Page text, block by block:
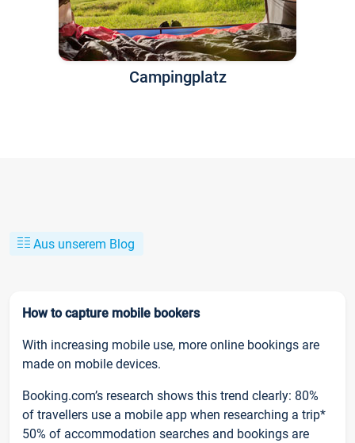
Campingplatz
Aus unserem Blog
How to capture mobile bookers
With increasing mobile use, more online bookings are
made on mobile devices.
Booking.com’s research shows this trend clearly: 80%
of travellers use a mobile app when researching a trip*
50% of accommodation searches and bookings are